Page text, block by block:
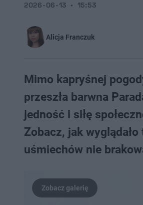
Alicja Franczuk
2026-06-13 15:53
Mimo kapryśnej
przeszła barwna
jedność i siłę
Zobacz, jak
uśmiechów nie